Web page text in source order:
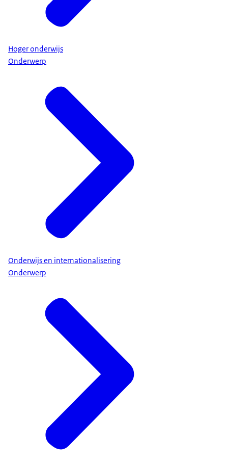
Hoger onderwijs
Onderwerp
Onderwijs en internationalisering
Onderwerp